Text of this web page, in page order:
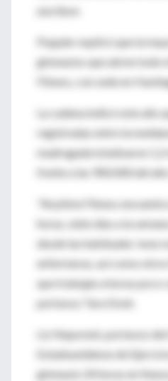
una llave.
Poppler explicó que la
gimnasios que abren todo
Fitness, con sede en
La cadena indicó este año
registradas entre la
madrugada totalizaron 1,2
frente a las 900.000 del
"Anytime Fitness
horas, siete días a la
desde las habituales 'aves
enfermeras, así como
que trabajan a horas poco
portavoz Tara Dosh.
Liz Neporent, portavoz del
Estadounidense de
gimnasio 24 horas en